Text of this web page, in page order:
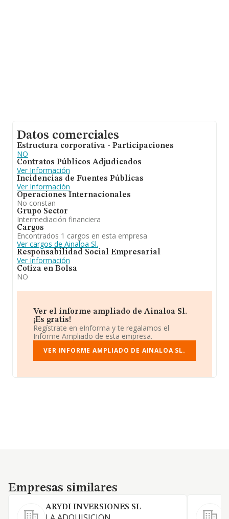
Datos comerciales
Estructura corporativa - Participaciones
NO
Contratos Públicos Adjudicados
Ver Información
Incidencias de Fuentes Públicas
Ver Información
Operaciones Internacionales
No constan
Grupo Sector
Intermediación financiera
Cargos
Encontrados 1 cargos en esta empresa
Ver cargos de Ainaloa Sl.
Responsabilidad Social Empresarial
Ver Información
Cotiza en Bolsa
NO
Ver el informe ampliado de Ainaloa Sl.
¡Es gratis!
Regístrate en eInforma y te regalamos el
Informe Ampliado de esta empresa.
VER INFORME AMPLIADO DE AINALOA SL.
Empresas similares
Empresas similares
ARYDI INVERSIONES SL